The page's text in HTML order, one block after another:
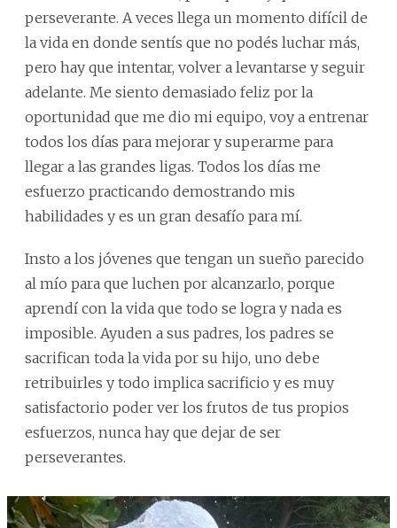
perseverante. A veces llega un momento difícil de
la vida en donde sentís que no podés luchar más,
pero hay que intentar, volver a levantarse y seguir
adelante. Me siento demasiado feliz por la
oportunidad que me dio mi equipo, voy a entrenar
todos los días para mejorar y superarme para
llegar a las grandes ligas. Todos los días me
esfuerzo practicando demostrando mis
habilidades y es un gran desafío para mí.
Insto a los jóvenes que tengan un sueño parecido
al mío para que luchen por alcanzarlo, porque
aprendí con la vida que todo se logra y nada es
imposible. Ayuden a sus padres, los padres se
sacrifican toda la vida por su hijo, uno debe
retribuirles y todo implica sacrificio y es muy
satisfactorio poder ver los frutos de tus propios
esfuerzos, nunca hay que dejar de ser
perseverantes.